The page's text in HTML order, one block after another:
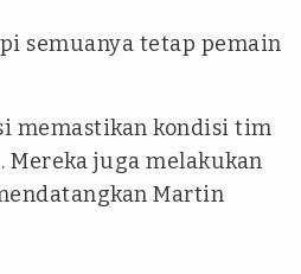
semuanya tetap pemain
memastikan kondisi tim
Mereka juga melakukan
Martin